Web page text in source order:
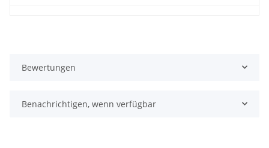
Bewertungen
Benachrichtigen, wenn verfügbar